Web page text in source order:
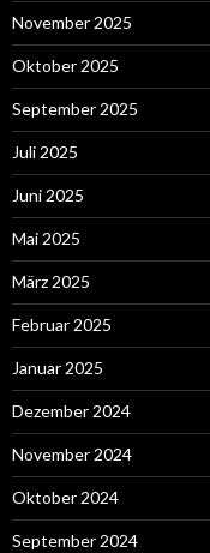
November 2025
Oktober 2025
September 2025
Juli 2025
Juni 2025
Mai 2025
März 2025
Februar 2025
Januar 2025
Dezember 2024
November 2024
Oktober 2024
September 2024